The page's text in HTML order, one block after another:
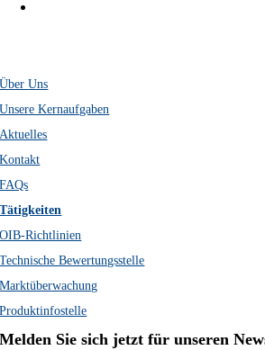
Über Uns
Unsere Kernaufgaben
Aktuelles
Kontakt
FAQs
Tätigkeiten
OIB-Richtlinien
Technische Bewertungsstelle
Marktüberwachung
Produktinfostelle
Melden Sie sich jetzt für unseren